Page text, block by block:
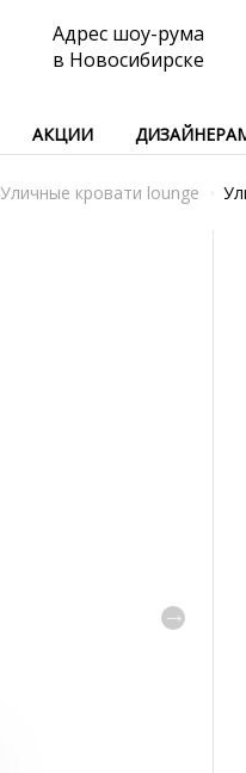
Адрес шоу-рума
в Новосибирске
АКЦИИ
Уличные кровати lounge